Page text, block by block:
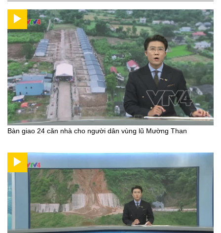
Bàn giao 24 căn nhà cho người dân vùng lũ Mường Than